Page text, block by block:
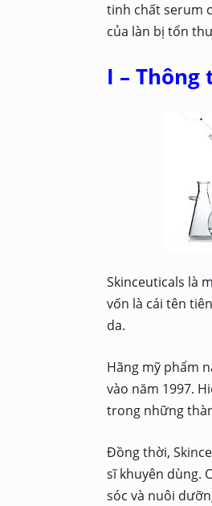
tinh chất serum
của làn bị tổn
I –
Skinceuticals là
vốn là cái tên
da.
Hãng mỹ phẩm
vào năm 1997.
trong những
Đồng thời,
sĩ khuyên dùng.
sóc và nuôi